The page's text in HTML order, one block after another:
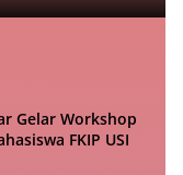
Gelar Workshop
FKIP USI